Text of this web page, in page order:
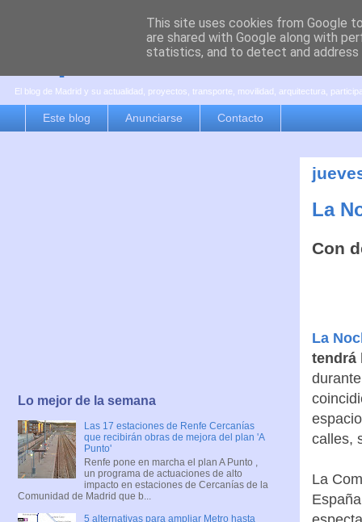
es por madrid
El blog de Madrid y su actualidad, proyectos, transporte, movilidad, arquitectura,
Este blog Anunciarse Contacto
La
Con
La
tendrá
calles,
La
Lo mejor de la semana
Las 17 estaciones de Renfe Cercanías
que recibirán obras de mejora del plan 'A
Punto'
Renfe pone en marcha el plan A Punto ,
un programa de actuaciones de alto
impacto en estaciones de Cercanías de la
Comunidad de Madrid que b...
5 alternativas para ampliar Metro hasta
This site uses cookies from Google
are shared with Google along with
statistics, and to detect and address